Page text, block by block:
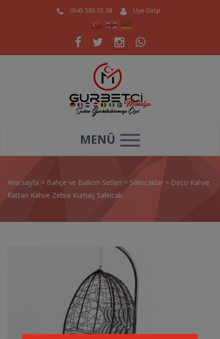
0545 586 35 38 Üye Girişi
MENÜ
Ana sayfa > Bahçe ve Balkon Setleri > Salıncaklar > Deco Kahve
Rattan Kahve Zebra Kumaş Salıncak